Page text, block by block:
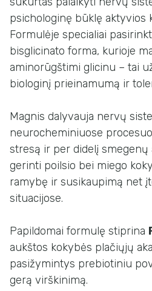
psichologinę būklę aktyvios
Formulėje specialiai
bisglicinato forma, kurioje
aminorūgštimi glicinu – tai
biologinį prieinamumą ir
Magnis dalyvauja nervų
neurocheminiuose
stresą ir per didelį smegenų
gerinti poilsio bei miego
ramybę ir susikaupimą net
situacijose.
Papildomai formulę stiprina
aukštos kokybės plačiųjų
pasižymintys prebiotiniu
gerą virškinimą.